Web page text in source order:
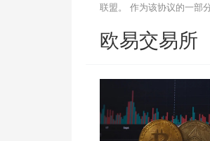
联盟。 作为该协议的一部
欧易交易所